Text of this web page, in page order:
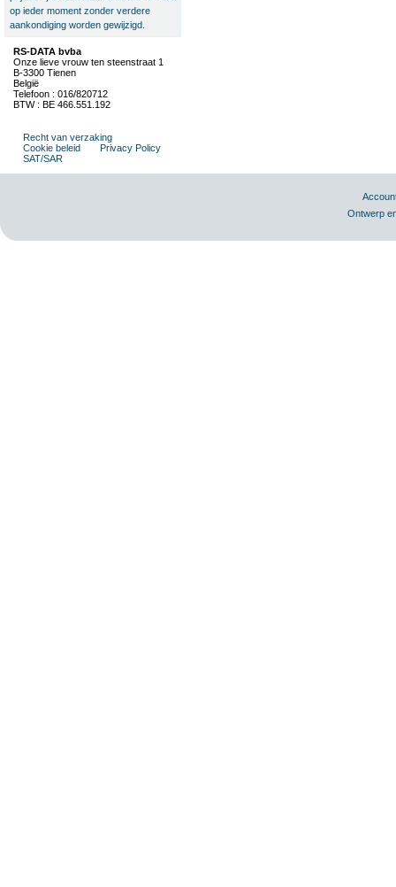
op ieder moment zonder verdere
aankondiging worden gewijzigd.
RS-DATA bvba
Onze lieve vrouw ten steenstraat 1
B-3300 Tienen
België
Telefoon : 016/820712
BTW : BE 466.551.192
Recht van verzaking
Cookie beleid
Privacy Policy
SAT/SAR
Ontwerp